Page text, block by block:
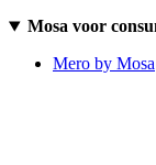
Mosa voor
Mero by Mosa